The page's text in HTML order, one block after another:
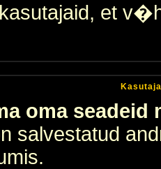
et
oma seadeid
salvestatud